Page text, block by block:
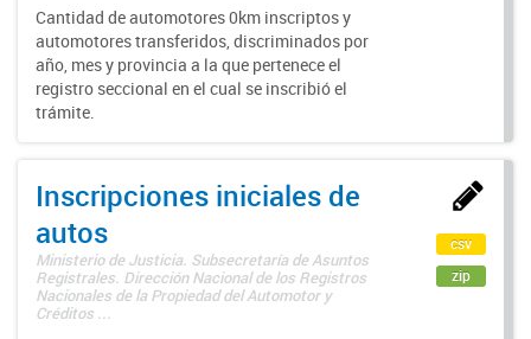
Cantidad de automotores 0km inscriptos y
automotores transferidos, discriminados por
año, mes y provincia a la que pertenece el
registro seccional en el cual se inscribió el
trámite.
Inscripciones iniciales de
autos
Ministerio de Justicia. Subsecretaría de Asuntos
Registrales. Dirección Nacional de los Registros
Nacionales de la Propiedad del Automotor y
Créditos ...
csv
zip